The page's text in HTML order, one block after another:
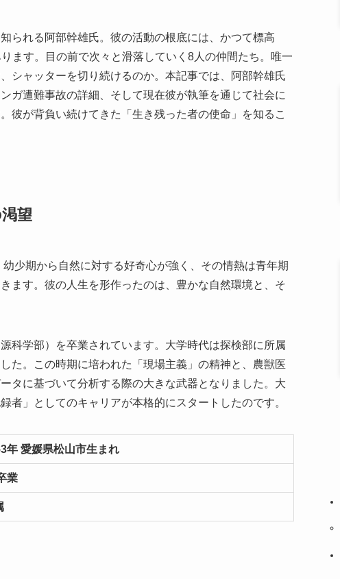
られる阿部幹雄氏。彼の活動の根底には、かつて標高
ます。目の前で次々と滑落していく8人の仲間たち。唯一
シャッターを切り続けるのか。本記事では、阿部幹雄氏
ガ遭難事故の詳細、そして現在彼が執筆を通じて社会に
彼が背負い続けてきた「生き残った者の使命」を知るこ
望
少期から自然に対する好奇心が強く、その情熱は青年期
ます。彼の人生を形作ったのは、豊かな自然環境と、そ
科学部）を卒業されています。大学時代は探検部に所属
た。この時期に培われた「現場主義」の精神と、農獣医
タに基づいて分析する際の大きな武器となりました。大
者」としてのキャリアが本格的にスタートしたのです。
年 愛媛県松山市生まれ
業